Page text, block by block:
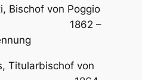
Bischof von Poggio
1862 –
Titularbischof von